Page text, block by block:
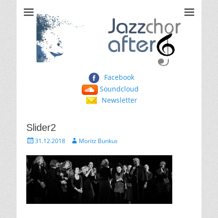
Jazzchor After Six
Facebook
Soundcloud
Newsletter
Slider2
Gepostet
31.12.2018 AutorMoritz Bunkus